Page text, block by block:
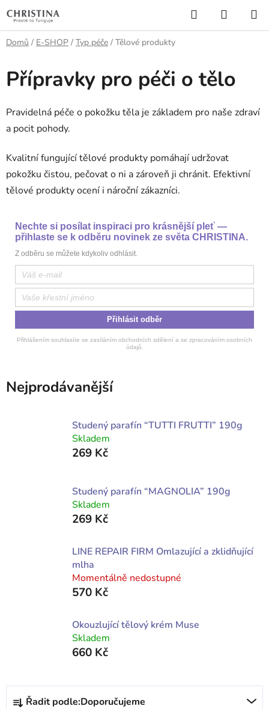
na
obsah
Hledat
KOŠÍK
Domů / E-SHOP / Typ péče / Tělové produkty
Přípravky pro péči o tělo
Pravidelná péče o pokožku těla je základem pro naše zdraví
a pocit pohody.
Kvalitní fungující tělové produkty pomáhají udržovat
pokožku čistou, pečovat o ni a zároveň ji chránit. Efektivní
tělové produkty ocení i nároční zákazníci.
Nechte si posílat inspiraci pro krásnější pleť —
přihlaste se k odběru novinek ze světa CHRISTINA.
Z odběru se můžete kdykoliv odhlásit.
Přihlásit odběr
Přihlášením souhlasíte se zasíláním obchodních sdělení a se zpracováním osobních
údajů.
Nejprodávanější
Studený parafín “TUTTI FRUTTI” 190g
Skladem
269 Kč
Studený parafín “MAGNOLIA” 190g
Skladem
269 Kč
LINE REPAIR FIRM Omlazující a zklidňující
mlha
Momentálně nedostupné
570 Kč
Okouzlující tělový krém Muse
Skladem
660 Kč
Ř
Řadit podle:Doporučujeme